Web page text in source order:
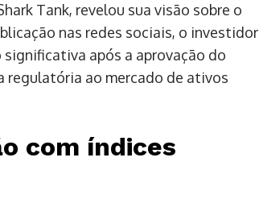
Tank, revelou sua visão sobre o
nas redes sociais, o investidor
após a aprovação do
regulatória ao mercado de ativos
com índices